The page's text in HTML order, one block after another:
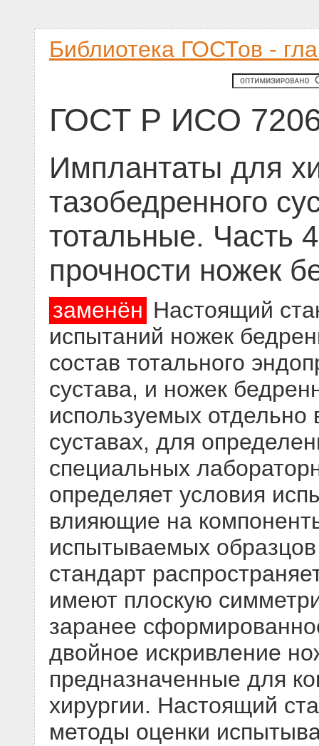
Библиотека ГОСТов -
ГОСТ Р ИСО
Имплантаты для
тазобедренного
тотальные. Часть
прочности ножек
заменён Настоящий
испытаний ножек
состав тотального
сустава, и ножек
используемых
суставах, для
специальных
определяет условия
влияющие на
испытываемых
стандарт
имеют плоскую
заранее
двойное искривление
предназначенные для
хирургии. Настоящий
методы оценки